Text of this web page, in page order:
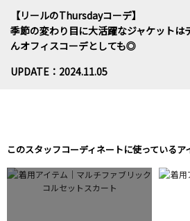
【リールのThursdayコーデ】
季節の変わり目に大活躍なジャケットは
んオフィスコーデとしても◎
UPDATE：2024.11.05
このスタッフコーディネートに使っているア